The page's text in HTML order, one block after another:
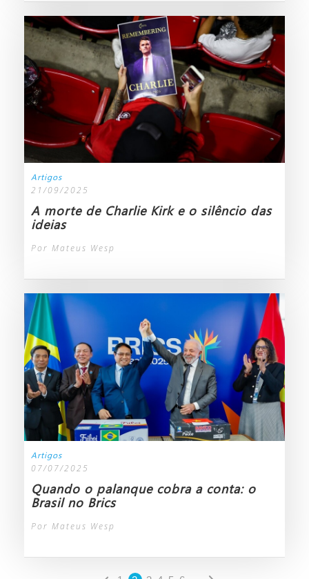
Artigos
21/09/2025
A morte de Charlie Kirk e o silêncio das
ideias
Por Mateus Wesp
Artigos
07/07/2025
Quando o palanque cobra a conta: o
Brasil no Brics
Por Mateus Wesp